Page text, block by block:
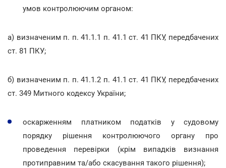
умов контролюючим органом:
а) визначеним п. п. 41.1.1 п. 41.1 ст. 41 ПКУ, передбачених
ст. 81 ПКУ;
б) визначеним п. п. 41.1.2 п. 41.1 ст. 41 ПКУ, передбачених
ст. 349 Митного кодексу України;
оскарженням платником податків у судовому
порядку рішення контролюючого органу про
проведення перевірки (крім випадків визнання
протиправним та/або скасування такого рішення);